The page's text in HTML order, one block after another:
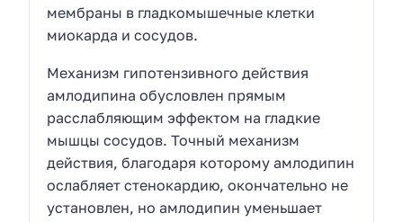
мембраны в гладкомышечные клетки
миокарда и сосудов.
Механизм гипотензивного действия
амлодипина обусловлен прямым
расслабляющим эффектом на гладкие
мышцы сосудов. Точный механизм
действия, благодаря которому амлодипин
ослабляет стенокардию, окончательно не
установлен, но амлодипин уменьшает